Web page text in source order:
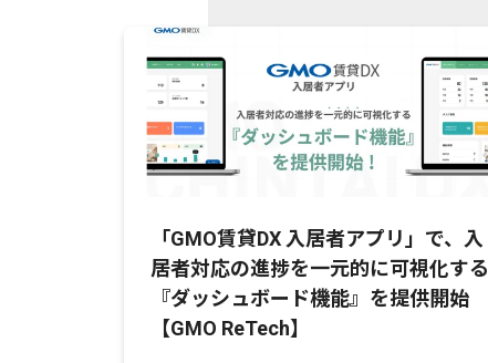
「GMO賃貸DX 入居者アプリ」で、入
居者対応の進捗を一元的に可視化する
『ダッシュボード機能』を提供開始
【GMO ReTech】